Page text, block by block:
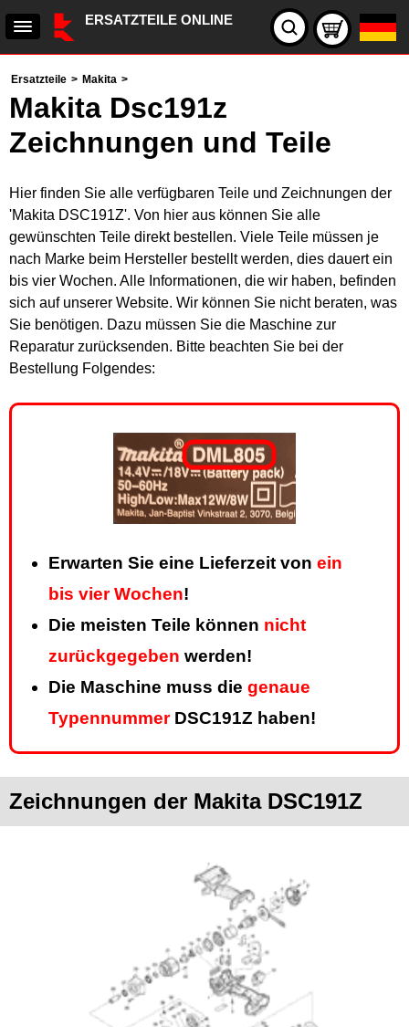
ERSATZTEILE ONLINE
Ersatzteile > Makita >
Makita Dsc191z
Zeichnungen und Teile
Hier finden Sie alle verfügbaren Teile und Zeichnungen der
'Makita DSC191Z'. Von hier aus können Sie alle
gewünschten Teile direkt bestellen. Viele Teile müssen je
nach Marke beim Hersteller bestellt werden, dies dauert ein
bis vier Wochen. Alle Informationen, die wir haben, befinden
sich auf unserer Website. Wir können Sie nicht beraten, was
Sie benötigen. Dazu müssen Sie die Maschine zur
Reparatur zurücksenden. Bitte beachten Sie bei der
Bestellung Folgendes:
Erwarten Sie eine Lieferzeit von ein
bis vier Wochen!
Die meisten Teile können nicht
zurückgegeben werden!
Die Maschine muss die genaue
TypennummerDSC191Z haben!
Zeichnungen der Makita DSC191Z